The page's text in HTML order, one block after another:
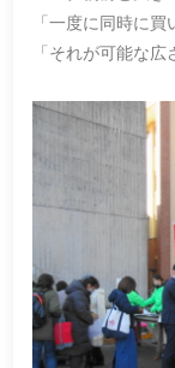
「一度に同時に
「それが可能な